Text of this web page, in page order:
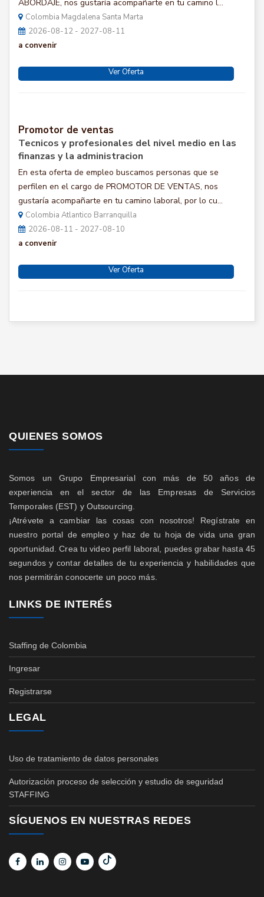
ABORDAJE, nos gustaría acompañarte en tu camino l...
Colombia Magdalena Santa Marta
2026-08-12 - 2027-08-11
a convenir
Ver Oferta
Promotor de ventas
Tecnicos y profesionales del nivel medio en las
finanzas y la administracion
En esta oferta de empleo buscamos personas que se
perfilen en el cargo de PROMOTOR DE VENTAS, nos
gustaría acompañarte en tu camino laboral, por lo cu...
Colombia Atlantico Barranquilla
2026-08-11 - 2027-08-10
a convenir
Ver Oferta
QUIENES SOMOS
Somos un Grupo Empresarial con más de 50 años de
experiencia en el sector de las Empresas de Servicios
Temporales (EST) y Outsourcing.
¡Atrévete a cambiar las cosas con nosotros! Regístrate en
nuestro portal de empleo y haz de tu hoja de vida una gran
oportunidad. Crea tu video perfil laboral, puedes grabar hasta 45
segundos y contar detalles de tu experiencia y habilidades que
nos permitirán conocerte un poco más.
LINKS DE INTERÉS
Staffing de Colombia
Ingresar
Registrarse
LEGAL
Uso de tratamiento de datos personales
Autorización proceso de selección y estudio de seguridad
STAFFING
SÍGUENOS EN NUESTRAS REDES